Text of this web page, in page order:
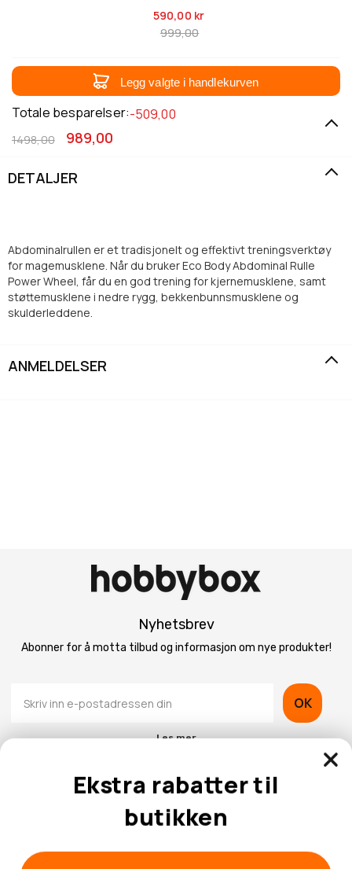
590,00 kr
999,00
Legg valgte i handlekurven
Totale besparelser:-509,00
989,00
1498,00
DETALJER
Abdominalrullen er et tradisjonelt og effektivt treningsverktøy
for magemusklene. Når du bruker Eco Body Abdominal Rulle
Power Wheel, får du en god trening for kjernemusklene, samt
støttemusklene i nedre rygg, bekkenbunnsmusklene og
skulderleddene.
ANMELDELSER
Nyhetsbrev
Abonner for å motta tilbud og informasjon om nye produkter!
OK
Les mer
Ekstra rabatter til
butikken